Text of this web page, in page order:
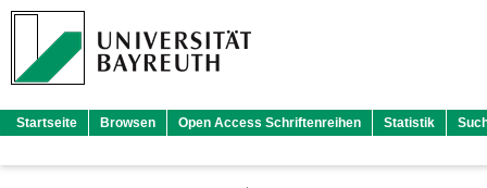
Startseite Browsen Open Access Schriftenreihen Statistik